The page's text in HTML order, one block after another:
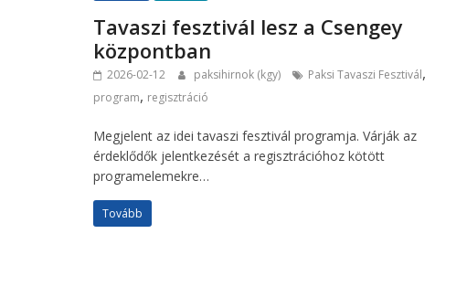
Tavaszi fesztivál lesz a Csengey
központban
2026-02-12 paksihirnok (kgy) Paksi Tavaszi Fesztivál,
program, regisztráció
Megjelent az idei tavaszi fesztivál programja. Várják az
érdeklődők jelentkezését a regisztrációhoz kötött
programelemekre…
Tovább